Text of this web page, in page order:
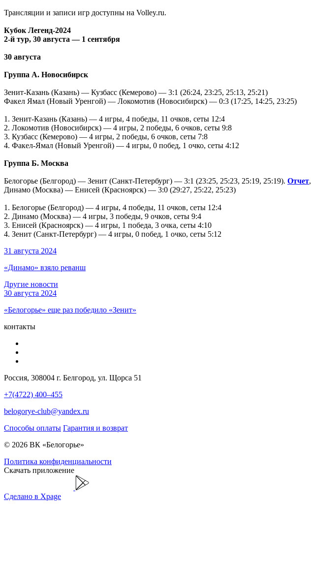
Трансляции и записи игр доступны на Volley.ru.
Кубок Легенд-2024
2-й тур, 30 августа — 1 сентября
30 августа
Группа А. Новосибирск
Зенит-Казань (Казань) — Кузбасс (Кемерово) — 3:1 (26:24, 23:25, 25:13, 25:21)
Факел Ямал (Новый Уренгой) — Локомотив (Новосибирск) — 0:3 (17:25, 14:25, 23:25)
1. Зенит-Казань (Казань) — 4 игры, 4 победы, 11 очков, сеты 12:4
2. Локомотив (Новосибирск) — 4 игры, 2 победы, 6 очков, сеты 9:8
3. Кузбасс (Кемерово) — 4 игры, 2 победы, 6 очков, сеты 7:8
4. Факел-Ямал (Новый Уренгой) — 4 игры, 0 побед, 1 очко, сеты 4:12
Группа Б. Москва
Белогорье (Белгород) — Зенит (Санкт-Петербург) — 3:1 (23:25, 25:23, 25:19, 25:19). Отчет,
Динамо (Москва) — Енисей (Красноярск) — 3:0 (29:27, 25:22, 25:23)
1. Белогорье (Белгород) — 4 игры, 4 победы, 11 очков, сеты 12:4
2. Динамо (Москва) — 4 игры, 3 победы, 9 очков, сеты 9:4
3. Енисей (Красноярск) — 4 игры, 1 победа, 3 очка, сеты 4:10
4. Зенит (Санкт-Петербург) — 4 игры, 0 побед, 1 очко, сеты 5:12
31 августа 2024
«Динамо» взяло реванш
Другие новости
30 августа 2024
«Белогорье» еще раз победило «Зенит»
контакты
Россия, 308004 г. Белгород, ул. Щорса 51
+7(4722) 400–455
belogorye-club@yandex.ru
Способы оплаты Гарантия и возврат
© 2026 ВК «Белогорье»
Политика конфиденциальности
Скачать приложение
Сделано в Xpage